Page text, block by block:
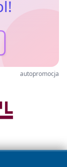
autopromocja